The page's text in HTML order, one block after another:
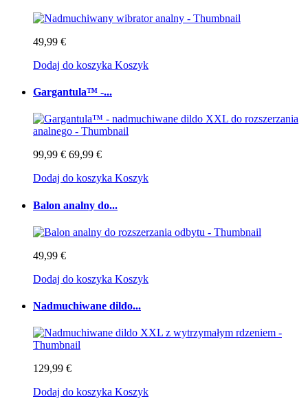
49,99 €
Dodaj do koszyka Koszyk
Gargantula™ -...
99,99 € 69,99 €
Dodaj do koszyka Koszyk
Balon analny do...
49,99 €
Dodaj do koszyka Koszyk
Nadmuchiwane dildo...
129,99 €
Dodaj do koszyka Koszyk